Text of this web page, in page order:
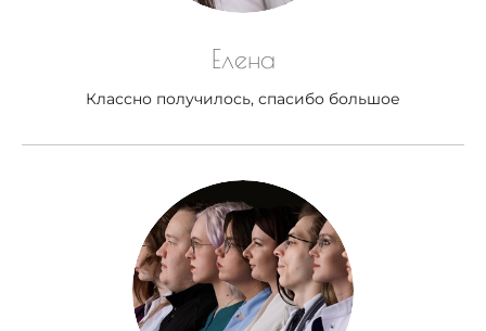
Елена
Классно получилось, спасибо большое